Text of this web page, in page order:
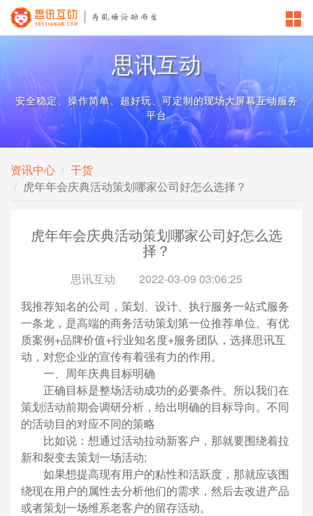
思讯互动
安全稳定、操作简单、超好玩、可定制的现场大屏幕互动服务
平台
资讯中心
干货
虎年年会庆典活动策划哪家公司好怎么选择？
虎年年会庆典活动策划哪家公司好怎么选
择？
思讯互动
2022-03-09 03:06:25
我推荐知名的公司，策划、设计、执行服务一站式服务
一条龙，是高端的商务活动策划第一位推荐单位。有优
质案例+品牌价值+行业知名度+服务团队，选择思讯互
动，对您企业的宣传有着强有力的作用。
一、周年庆典目标明确
正确目标是整场活动成功的必要条件。所以我们在
策划活动前期会调研分析，给出明确的目标导向。不同
的活动目的对应不同的策略
比如说：想通过活动拉动新客户，那就要围绕着拉
新和裂变去策划一场活动;
如果想提高现有用户的粘性和活跃度，那就应该围
绕现在用户的属性去分析他们的需求，然后去改进产品
或者策划一场维系老客户的留存活动。